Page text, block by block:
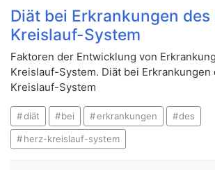
Diät bei Erkrankungen des
Kreislauf-System
Faktoren der Entwicklung von
Kreislauf-System. Diät bei Erkrankungen
Kreislauf-System
diät bei erkrankungen des
herz-kreislauf-system